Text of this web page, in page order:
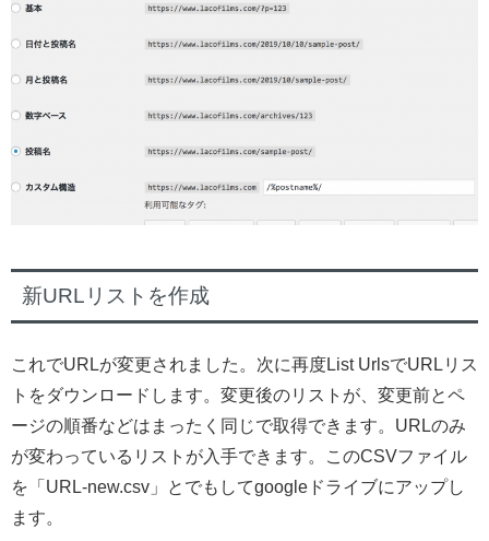
新URLリストを作成
これでURLが変更されました。次に再度List UrlsでURLリス
トをダウンロードします。変更後のリストが、変更前とペ
ージの順番などはまったく同じで取得できます。URLのみ
が変わっているリストが入手できます。このCSVファイル
を「URL-new.csv」とでもしてgoogleドライブにアップし
ます。